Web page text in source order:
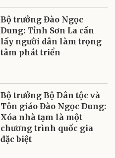
Bộ trưởng Đào Ngọc
Dung: Tỉnh Sơn La cần
lấy người dân làm trọng
tâm phát triển
Bộ trưởng Bộ Dân tộc và
Tôn giáo Đào Ngọc Dung:
Xóa nhà tạm là một
chương trình quốc gia
đặc biệt